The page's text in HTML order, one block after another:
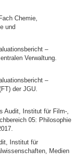
Chemie,
und
–
Verwaltung.
–
der JGU.
Audit, Institut für Film-,
05: Philosophie
Institut für
Medien